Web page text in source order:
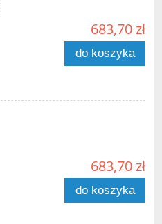
683,70 zł
do koszyka
683,70 zł
do koszyka